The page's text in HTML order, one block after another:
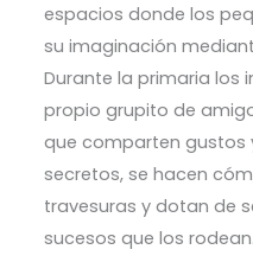
espacios donde los
su imaginación
Durante la primaria los
propio grupito de
que comparten gustos
secretos, se hacen
travesuras y dotan de
sucesos que los rodean.